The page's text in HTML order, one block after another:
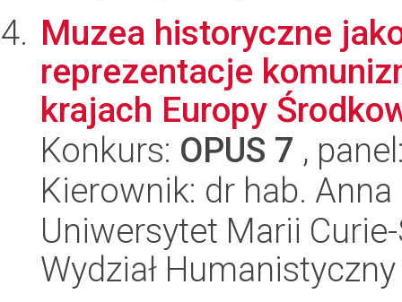
Muzea historyczne
reprezentacje
krajach Europy
Konkurs: OPUS 7 ,
Kierownik: dr hab.
Uniwersytet Marii
Wydział Humanistyczny